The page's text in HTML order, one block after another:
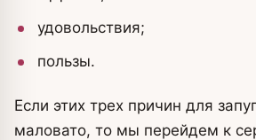
удовольствия;
пользы.
Если этих трех причин для
маловато, то мы перейдем к